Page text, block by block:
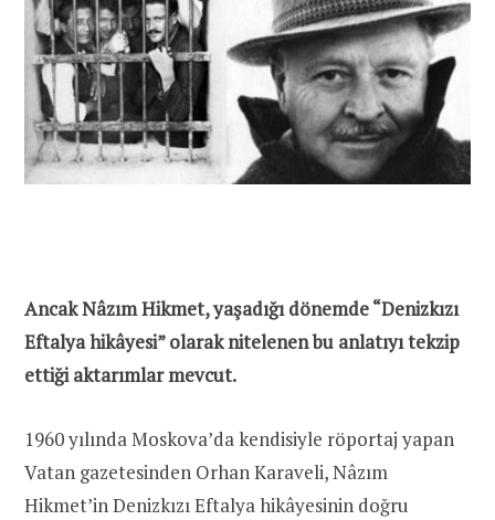
Ancak Nâzım Hikmet, yaşadığı dönemde “Denizkızı
Eftalya hikâyesi” olarak nitelenen bu anlatıyı tekzip
ettiği aktarımlar mevcut.
1960 yılında Moskova’da kendisiyle röportaj yapan
Vatan gazetesinden Orhan Karaveli, Nâzım
Hikmet’in Denizkızı Eftalya hikâyesinin doğru